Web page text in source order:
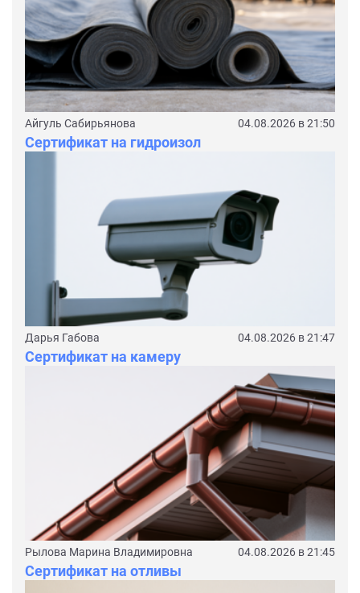
Айгуль Сабирьянова 04.08.2026 в 21:50
Сертификат на гидроизол
Дарья Габова 04.08.2026 в 21:47
Сертификат на камеру
Рылова Марина Владимировна 04.08.2026 в 21:45
Сертификат на отливы